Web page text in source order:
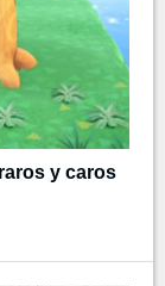
y caros